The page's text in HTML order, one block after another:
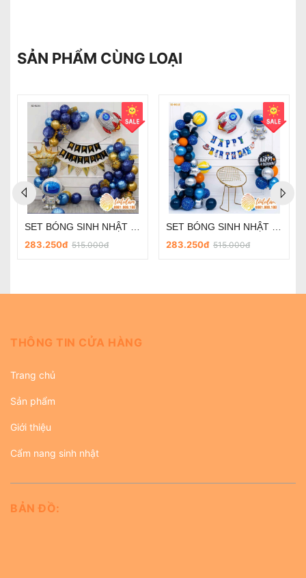
SẢN PHẨM CÙNG LOẠI
283.250đ 515.000đ
283.250đ 515.000đ
THÔNG TIN CỬA HÀNG
Trang chủ
Sản phẩm
Giới thiệu
Cẩm nang sinh nhật
BẢN ĐỒ: